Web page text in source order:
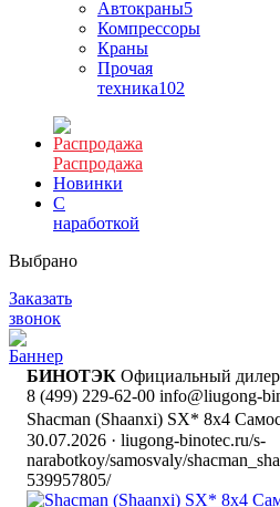
Автокраны5
Компрессоры
Краны
Прочая
техника102
Распродажа
Новинки
С
наработкой
Выбрано
Заказать
звонок
БИНОТЭК Официальный дилер
8 (499) 229-62-00 info@liugong-
Shacman (Shaanxi) SX* 8x4
30.07.2026 · liugong-binotec.ru/s-
narabotkoy/samosvaly/
539957805/